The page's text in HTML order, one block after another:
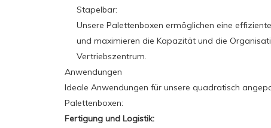
Stapelbar:
Unsere Palettenboxen ermöglichen eine
und maximieren die Kapazität und die
Vertriebszentrum.
Anwendungen
Ideale Anwendungen für unsere quadratisch
Palettenboxen:
Fertigung und Logistik: